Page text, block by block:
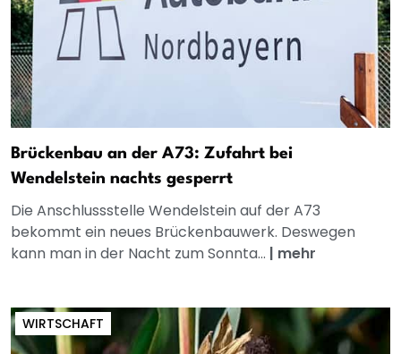
Brückenbau an der A73: Zufahrt bei
Wendelstein nachts gesperrt
Die Anschlussstelle Wendelstein auf der A73
bekommt ein neues Brückenbauwerk. Deswegen
kann man in der Nacht zum Sonnta... | mehr
WIRTSCHAFT